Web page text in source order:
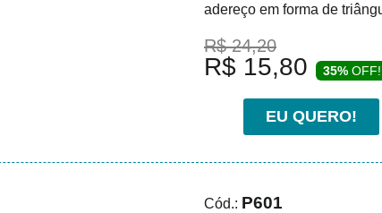
adereço em forma de
R$ 24,20
R$ 15,80 35% OFF!
EU QUERO!
Cód.: P601